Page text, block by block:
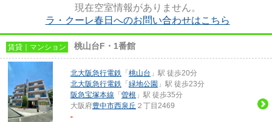
現在空室情報がありません。
ラ・クーレ春日へのお問い合わせはこちら
賃貸｜マンション 桃山台F・1番館
北大阪急行電鉄 「 桃山台 」駅 徒歩20分
北大阪急行電鉄 「 緑地公園 」駅 徒歩23分
阪急宝塚本線 「 曽根 」駅 徒歩35分
大阪府豊中市西泉丘 ２丁目2469
-